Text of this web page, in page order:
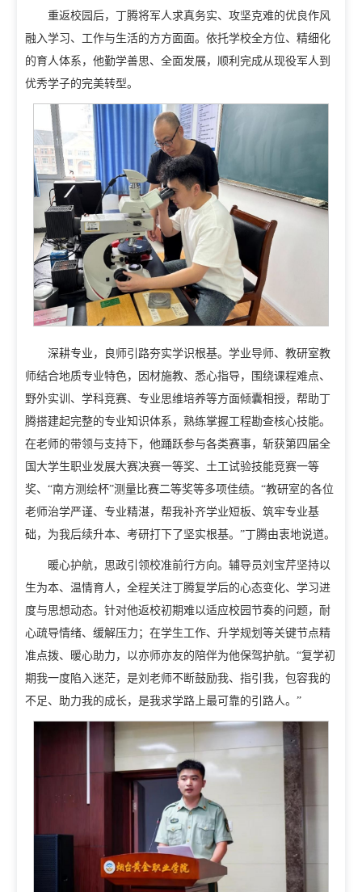
重返校园后，丁腾将军人求真务实、攻坚克难的优良作风
融入学习、工作与生活的方方面面。依托学校全方位、精细化
的育人体系，他勤学善思、全面发展，顺利完成从现役军人到
优秀学子的完美转型。
深耕专业，良师引路夯实学识根基。学业导师、教研室教
师结合地质专业特色，因材施教、悉心指导，围绕课程难点、
野外实训、学科竞赛、专业思维培养等方面倾囊相授，帮助丁
腾搭建起完整的专业知识体系，熟练掌握工程勘查核心技能。
在老师的带领与支持下，他踊跃参与各类赛事，斩获第四届全
国大学生职业发展大赛决赛一等奖、土工试验技能竞赛一等
奖、“南方测绘杯”测量比赛二等奖等多项佳绩。“教研室的各位
老师治学严谨、专业精湛，帮我补齐学业短板、筑牢专业基
础，为我后续升本、考研打下了坚实根基。”丁腾由衷地说道。
暖心护航，思政引领校准前行方向。辅导员刘宝芹坚持以
生为本、温情育人，全程关注丁腾复学后的心态变化、学习进
度与思想动态。针对他返校初期难以适应校园节奏的问题，耐
心疏导情绪、缓解压力；在学生工作、升学规划等关键节点精
准点拨、暖心助力，以亦师亦友的陪伴为他保驾护航。“复学初
期我一度陷入迷茫，是刘老师不断鼓励我、指引我，包容我的
不足、助力我的成长，是我求学路上最可靠的引路人。”